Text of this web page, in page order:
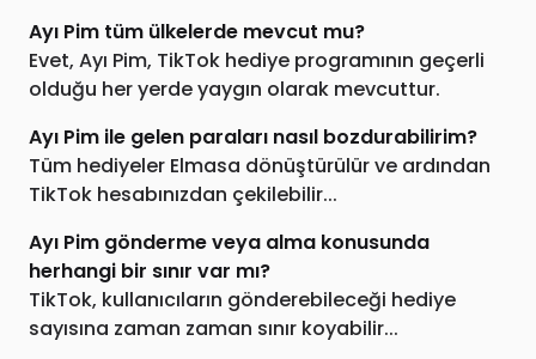
Ayı Pim tüm ülkelerde mevcut mu?
Evet, Ayı Pim, TikTok hediye programının geçerli
olduğu her yerde yaygın olarak mevcuttur.
Ayı Pim ile gelen paraları nasıl bozdurabilirim?
Tüm hediyeler Elmasa dönüştürülür ve ardından
TikTok hesabınızdan çekilebilir...
Ayı Pim gönderme veya alma konusunda
herhangi bir sınır var mı?
TikTok, kullanıcıların gönderebileceği hediye
sayısına zaman zaman sınır koyabilir...